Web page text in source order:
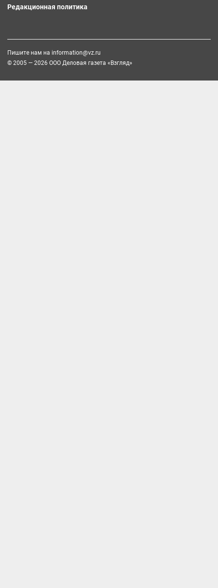
Редакционная политика
Пишите нам на information@vz.ru
© 2005 — 2026 ООО Деловая газета «Взгляд»